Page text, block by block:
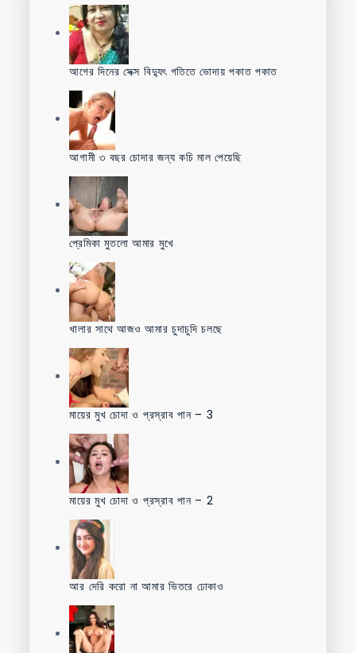
আগের দিনের সেক্স বিদ্যুৎ গতিতে ভোদায় পকাত পকাত
আগামী ৩ বছর চোদার জন্য কচি মাল পেয়েছি
প্রেমিকা মুতলো আমার মুখে
খালার সাথে আজও আমার চুদাচুদি চলছে
মায়ের মুখ চোদা ও প্রস্রাব পান – 3
মায়ের মুখ চোদা ও প্রস্রাব পান – 2
আর দেরি করো না আমার ভিতরে ঢোকাও